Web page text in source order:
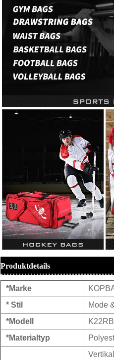
Produktdetails
*Marke
* Stil
Mode
*Modell
*Materialtyp